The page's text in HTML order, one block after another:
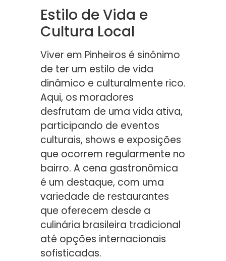
Estilo de Vida e
Cultura Local
Viver em Pinheiros é sinônimo
de ter um estilo de vida
dinâmico e culturalmente rico.
Aqui, os moradores
desfrutam de uma vida ativa,
participando de eventos
culturais, shows e exposições
que ocorrem regularmente no
bairro. A cena gastronômica
é um destaque, com uma
variedade de restaurantes
que oferecem desde a
culinária brasileira tradicional
até opções internacionais
sofisticadas.